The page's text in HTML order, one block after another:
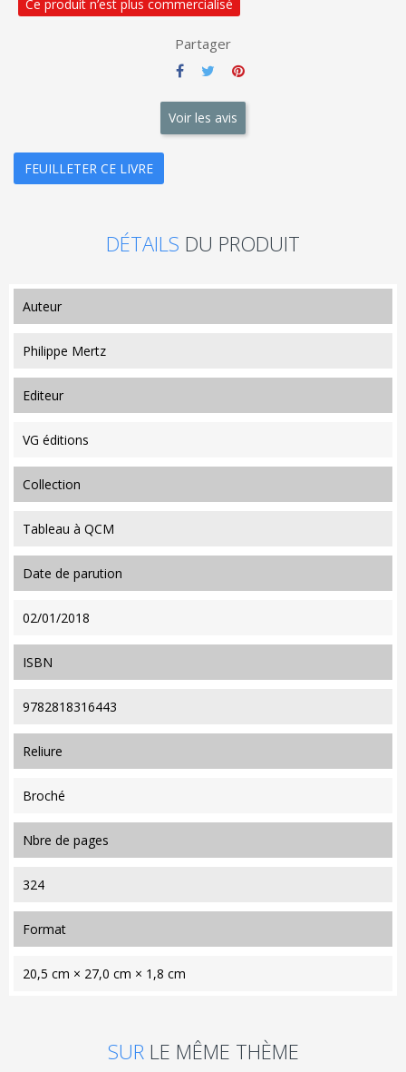
Ce produit n’est plus commercialisé
Partager
Voir les avis
FEUILLETER CE LIVRE
DÉTAILS DU PRODUIT
auteur
Philippe Mertz
editeur
VG éditions
collection
Tableau à QCM
date de parution
02/01/2018
ISBN
9782818316443
reliure
Broché
nbre de pages
324
format
20,5 cm × 27,0 cm × 1,8 cm
SUR LE MÊME THÈME